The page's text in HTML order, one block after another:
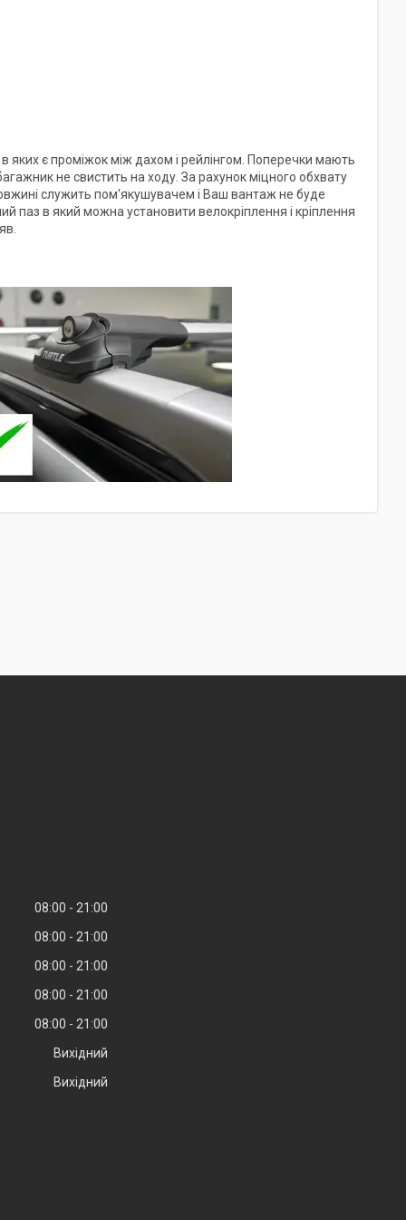
яких є проміжок між дахом і рейлінгом. Поперечки мають
не свистить на ходу. За рахунок міцного обхвату
служить пом'якушувачем і Ваш вантаж не буде
в який можна установити велокріплення і кріплення
08:00
21:00
08:00
21:00
08:00
21:00
08:00
21:00
08:00
21:00
Вихідний
Вихідний